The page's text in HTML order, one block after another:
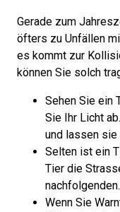
Gerade zum
öfters zu Unfällen
es kommt zur
können Sie solch
Sehen Sie ein
Sie Ihr Licht
und lassen sie
Selten ist ein
Tier die
nachfolgenden.
Wenn Sie